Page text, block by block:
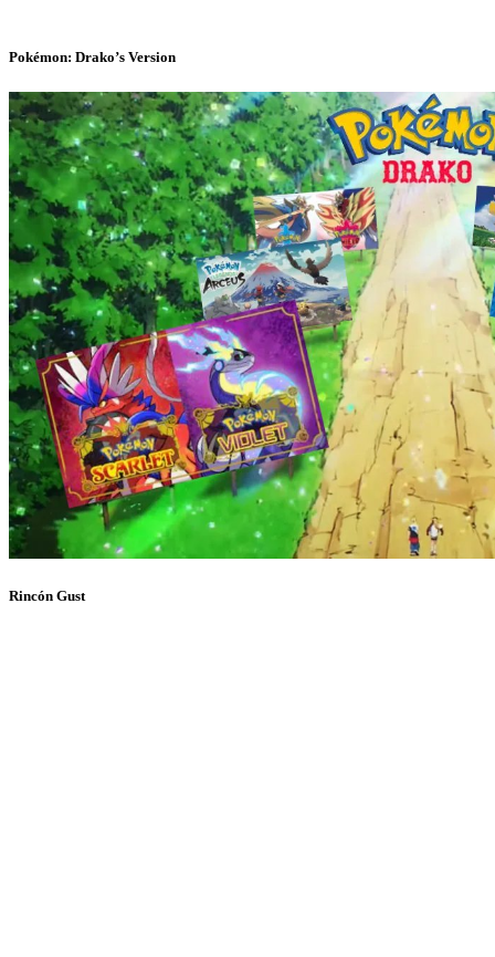
Pokémon: Drako’s Version
Rincón Gust